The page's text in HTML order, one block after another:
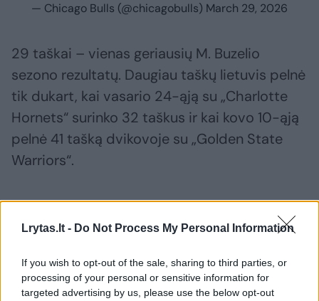
Lrytas.lt - Do Not Process My Personal Information
If you wish to opt-out of the sale, sharing to third parties, or
processing of your personal or sensitive information for
targeted advertising by us, please use the below opt-out
— Chicago Bulls (@chicagobulls) March 29, 2026
29 taškai – vienas geriausių M. Buzelio
sezono rezultatų. Daugiau taškų lietuvis pelnė
tik dukart, kai vasario 24-ąją su „Charlotte
Hornets“ surinko 32 taškus ir kai kovo 10-ąją
pelnė 41 tašką dvikovoje su „Golden State
Warriors“.
Tai buvo jau 8-osios Mato rungtynės, kuriose
jis pelno bent 20 taškų ir blokuoja bent 3
lygoje yra surinkęs tik V. Wembanyama.